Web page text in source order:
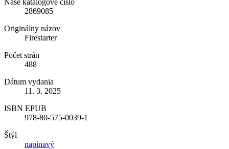
Naše katalógové číslo
2869085
Originálny názov
Firestarter
Počet strán
488
Dátum vydania
11. 3. 2025
ISBN EPUB
978-80-575-0039-1
Štýl
napínavý